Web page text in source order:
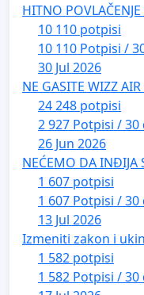
HITNO
10 110 potpisi
10 110 Potpisi /
30 Jul 2026
NE GASITE WIZZ
24 248 potpisi
2 927 Potpisi / 30
26 Jun 2026
NEĆEMO DA
1 607 potpisi
1 607 Potpisi / 30
13 Jul 2026
Izmeniti zakon i
1 582 potpisi
1 582 Potpisi / 30